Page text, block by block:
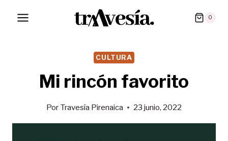
0
CULTURA
Mi rincón favorito
Por Travesía Pirenaica 23 junio, 2022